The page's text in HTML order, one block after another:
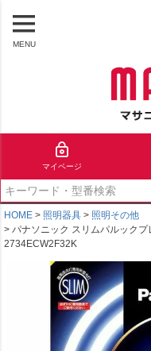
MENU
マイページ
HOME 照明器具
照明その他
パナソニック スリムパルック
2734ECW2F32K